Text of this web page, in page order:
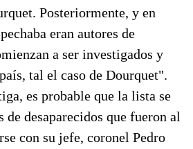
Posteriormente, y en
eran autores de
a ser investigados y
tal el caso de Dourquet".
es probable que la lista se
de desaparecidos que fueron al
con su jefe, coronel Pedro